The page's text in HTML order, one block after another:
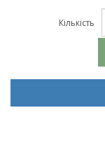
Кількість